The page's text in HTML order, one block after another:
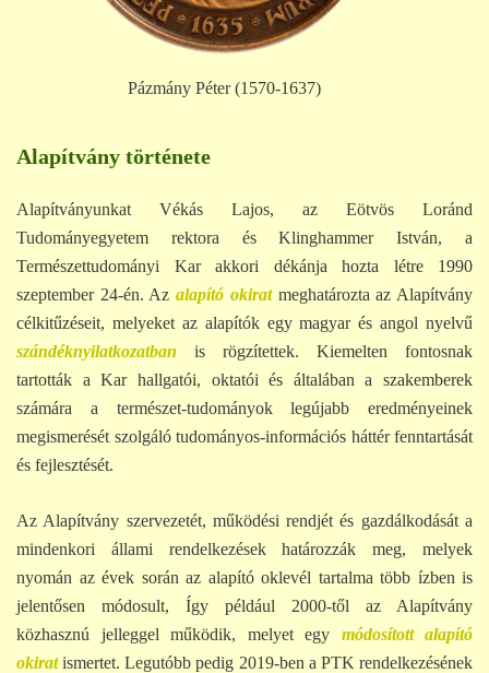
Pázmány Péter (1570-1637)
Alapítvány története
Alapítványunkat Vékás Lajos, az Eötvös Loránd
Tudományegyetem rektora és Klinghammer István, a
Természettudományi Kar akkori dékánja hozta létre 1990
szeptember 24-én. Azalapító okirat meghatározta az Alapítvány
célkitűzéseit, melyeket az alapítók egy magyar és angol nyelvű
szándéknyilatkozatban is rögzítettek. Kiemelten fontosnak
tartották a Kar hallgatói, oktatói és általában a szakemberek
számára a természet-tudományok legújabb eredményeinek
megismerését szolgáló tudományos-információs háttér fenntartását
és fejlesztését.
Az Alapítvány szervezetét, működési rendjét és gazdálkodását a
mindenkori állami rendelkezések határozzák meg, melyek
nyomán az évek során az alapító oklevél tartalma több ízben is
jelentősen módosult, Így például 2000-től az Alapítvány
közhasznú jelleggel működik, melyet egy módosított alapító
okiratismertet. Legutóbb pedig 2019-ben a PTK rendelkezésének